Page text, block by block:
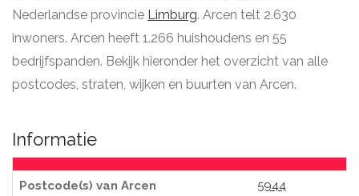
Nederlandse provincie Limburg. Arcen telt 2.630
inwoners. Arcen heeft 1.266 huishoudens en 55
bedrijfspanden. Bekijk hieronder het overzicht van alle
postcodes, straten, wijken en buurten van Arcen.
Informatie
Postcode(s) van Arcen 5944